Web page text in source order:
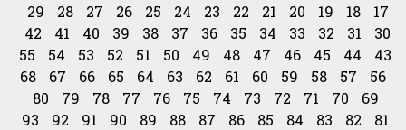
17
18
19
20
21
22
23
24
25
26
27
28
29
30
31
32
33
34
35
36
37
38
39
40
41
42
43
44
45
46
47
48
49
50
51
52
53
54
55
56
57
58
59
60
61
62
63
64
65
66
67
68
69
70
71
72
73
74
75
76
77
78
79
80
81
82
83
84
85
86
87
88
89
90
91
92
93